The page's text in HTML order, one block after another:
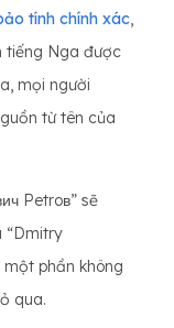
tính chính xác,
tiếng Nga được
mọi người
từ tên của
Petroв” sẽ
“Dmitry
một phần không
qua.